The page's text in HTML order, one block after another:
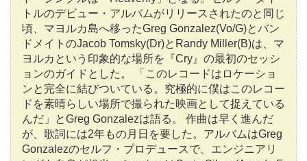
トルのデビュー・アルバムがリリースされたのと同じ
頃、マヨルカ島へ移ったGreg Gonzalez(Vo/G)とバン
ドメイトのJacob Tomsky(Dr)とRandy Miller(B)は、マ
ヨルカという印象的な場所を『Cry』の最初のセッシ
ョンのガイドとした。 「このレコードはロケーショ
ンと完全に結びついている。究極的に僕はこのレコー
ドを素晴らしい場所で撮られた映画として捉えている
んだ」とGreg Gonzalezは語る。 作曲は早く進んだ
が、歌詞には2年もの月日を要した。アルバムはGreg
Gonzalezのセルフ・プロデュースで、エンジニアリ